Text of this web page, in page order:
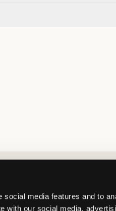
media features and to
with our social media,